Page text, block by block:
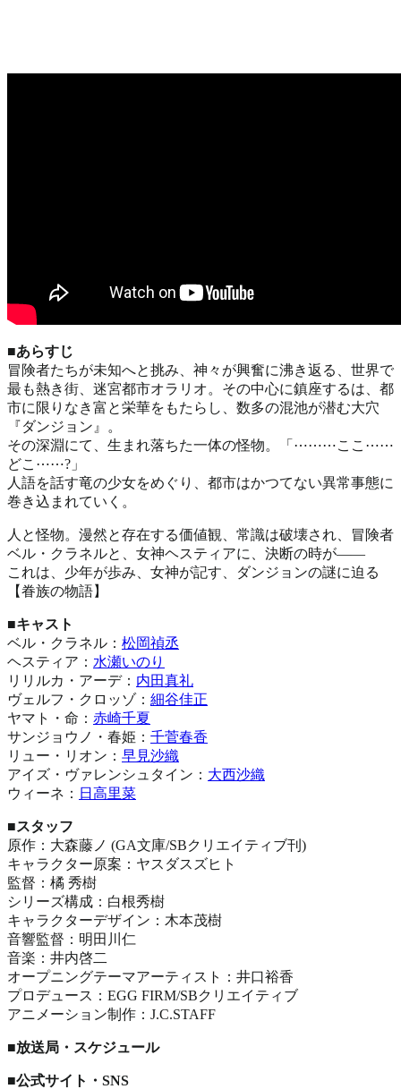
■あらすじ
冒険者たちが未知へと挑み、神々が興奮に沸き返る、世界で
最も熱き街、迷宮都市オラリオ。その中心に鎮座するは、都
市に限りなき富と栄華をもたらし、数多の混池が潜む大穴
『ダンジョン』。
その深淵にて、生まれ落ちた一体の怪物。「⋯⋯⋯ここ⋯⋯
どこ⋯⋯?」
人語を話す竜の少女をめぐり、都市はかつてない異常事態に
巻き込まれていく。
人と怪物。漫然と存在する価値観、常識は破壊され、冒険者
ベル・クラネルと、女神ヘスティアに、決断の時が――
これは、少年が歩み、女神が記す、ダンジョンの謎に迫る
【眷族の物語】
■キャスト
ベル・クラネル： 松岡禎丞
ヘスティア： 水瀬いのり
リリルカ・アーデ： 内田真礼
ヴェルフ・クロッゾ： 細谷佳正
ヤマト・命： 赤崎千夏
サンジョウノ・春姫： 千菅春香
リュー・リオン： 早見沙織
アイズ・ヴァレンシュタイン： 大西沙織
ウィーネ： 日高里菜
■スタッフ
原作：大森藤ノ (GA文庫/SBクリエイティブ刊)
キャラクター原案：ヤスダスズヒト
監督：橘 秀樹
シリーズ構成：白根秀樹
キャラクターデザイン：木本茂樹
音響監督：明田川仁
音楽：井内啓二
オープニングテーマアーティスト：井口裕香
プロデュース：EGG FIRM/SBクリエイティブ
アニメーション制作：J.C.STAFF
■放送局・スケジュール
■公式サイト・SNS